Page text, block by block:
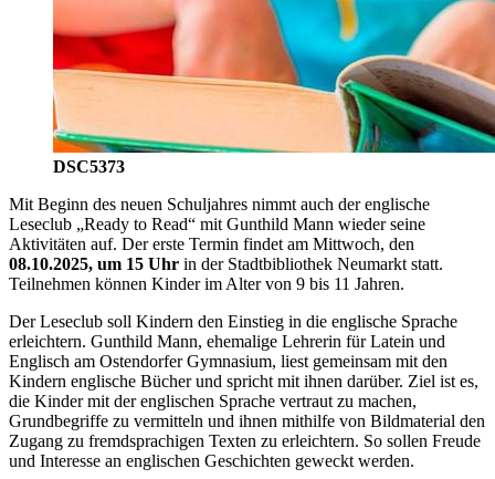
DSC5373
Mit Beginn des neuen Schuljahres nimmt auch der englische
Leseclub „Ready to Read“ mit Gunthild Mann wieder seine
Aktivitäten auf. Der erste Termin findet am Mittwoch, den
08.10.2025, um 15 Uhr in der Stadtbibliothek Neumarkt statt.
Teilnehmen können Kinder im Alter von 9 bis 11 Jahren.
Der Leseclub soll Kindern den Einstieg in die englische Sprache
erleichtern. Gunthild Mann, ehemalige Lehrerin für Latein und
Englisch am Ostendorfer Gymnasium, liest gemeinsam mit den
Kindern englische Bücher und spricht mit ihnen darüber. Ziel ist es,
die Kinder mit der englischen Sprache vertraut zu machen,
Grundbegriffe zu vermitteln und ihnen mithilfe von Bildmaterial den
Zugang zu fremdsprachigen Texten zu erleichtern. So sollen Freude
und Interesse an englischen Geschichten geweckt werden.